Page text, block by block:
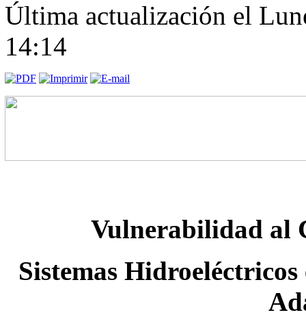
Última actualización el
14:14
Vulnerabilidad al
Sistemas